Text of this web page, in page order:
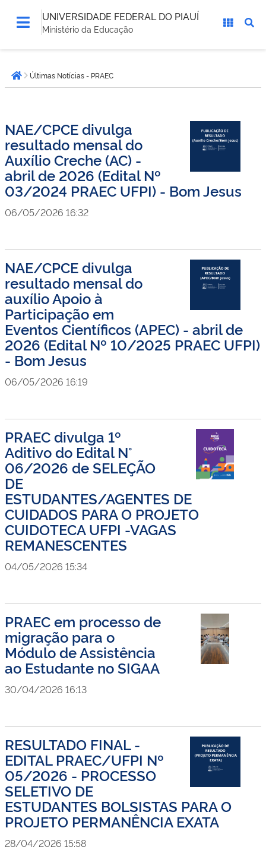
UNIVERSIDADE FEDERAL DO PIAUÍ
Ministério da Educação
está
aqui:Página inicial
Últimas Notícias - PRAEC
NAE/CPCE divulga
resultado mensal do
Auxílio Creche (AC) -
abril de 2026 (Edital Nº
03/2024 PRAEC UFPI) - Bom Jesus
06/05/2026 16:32
NAE/CPCE divulga
resultado mensal do
auxílio Apoio à
Participação em
Eventos Científicos (APEC) - abril de
2026 (Edital Nº 10/2025 PRAEC UFPI)
- Bom Jesus
06/05/2026 16:19
PRAEC divulga 1º
Aditivo do Edital N°
06/2026 de SELEÇÃO
DE
ESTUDANTES/AGENTES DE
CUIDADOS PARA O PROJETO
CUIDOTECA UFPI -VAGAS
REMANESCENTES
04/05/2026 15:34
PRAEC em processo de
migração para o
Módulo de Assistência
ao Estudante no SIGAA
30/04/2026 16:13
RESULTADO FINAL -
EDITAL PRAEC/UFPI Nº
05/2026 - PROCESSO
SELETIVO DE
ESTUDANTES BOLSISTAS PARA O
PROJETO PERMANÊNCIA EXATA
28/04/2026 15:58